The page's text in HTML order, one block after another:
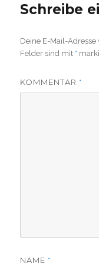
Schreibe
Deine E-Mail-
Felder sind mit *
KOMMENTAR *
NAME *